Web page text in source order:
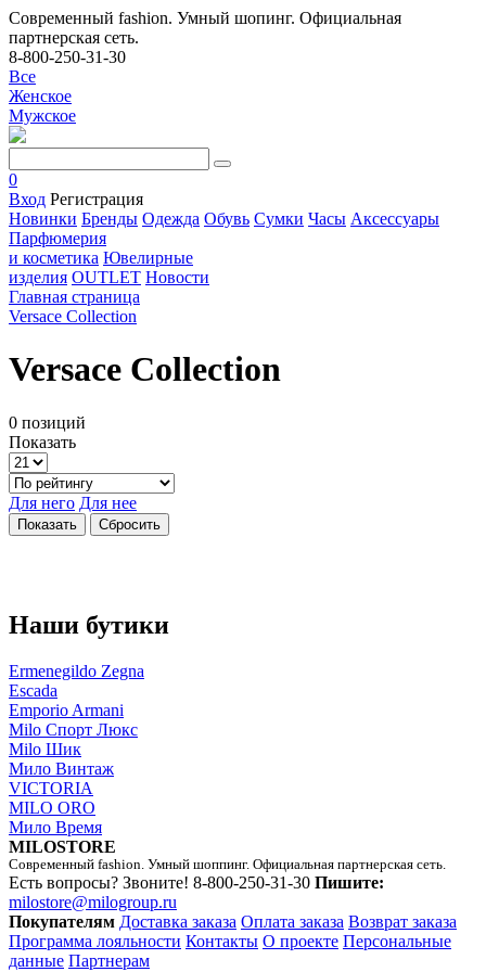
Современный fashion. Умный шопинг. Официальная
партнерская сеть.
8-800-250-31-30
Все
Женское
Мужское
0
Вход Регистрация
Новинки Бренды Одежда Обувь Сумки Часы Аксессуары
Парфюмерия
и косметика Ювелирные
изделия OUTLET Новости
Главная страница
Versace Collection
Versace Collection
0 позиций
Показать
Для него Для нее
Наши бутики
Ermenegildo Zegna
Escada
Emporio Armani
Milo Спорт Люкс
Milo Шик
Мило Винтаж
VICTORIA
MILO ORO
Мило Время
MILOSTORE
Современный fashion. Умный шоппинг. Официальная партнерская сеть.
Есть вопросы? Звоните! 8-800-250-31-30 Пишите:
milostore@milogroup.ru
Покупателям Доставка заказа Оплата заказа Возврат заказа
Программа лояльности Контакты О проекте Персональные
данные Партнерам